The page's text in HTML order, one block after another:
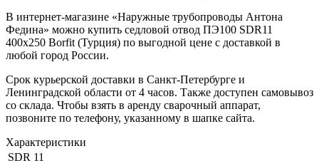
В интернет-магазине «Наружные трубопроводы Антона
Федина» можно купить седловой отвод ПЭ100 SDR11
400x250 Borfit (Турция) по выгодной цене с доставкой в
любой город России.
Срок курьерской доставки в Санкт-Петербурге и
Ленинградской области от 4 часов. Также доступен самовывоз
со склада. Чтобы взять в аренду сварочный аппарат,
позвоните по телефону, указанному в шапке сайта.
Характеристики
SDR 11